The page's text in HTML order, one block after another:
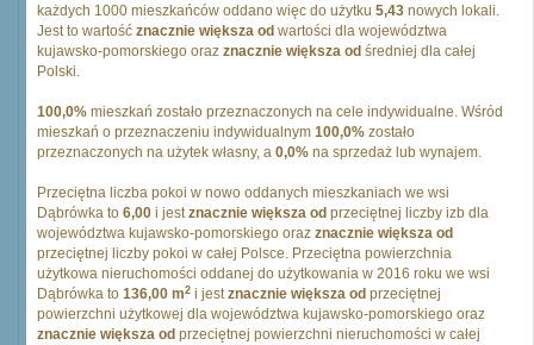
każdych 1000 mieszkańców oddano więc do użytku 5,43 nowych lokali.
Jest to wartość znacznie większa od wartości dla województwa
kujawsko-pomorskiego oraz znacznie większa od średniej dla całej
Polski.
100,0% mieszkań zostało przeznaczonych na cele indywidualne. Wśród
mieszkań o przeznaczeniu indywidualnym 100,0% zostało
przeznaczonych na użytek własny, a 0,0% na sprzedaż lub wynajem.
Przeciętna liczba pokoi w nowo oddanych mieszkaniach we wsi
Dąbrówka to 6,00 i jestznacznie większa od przeciętnej liczby izb dla
województwa kujawsko-pomorskiego oraz znacznie większa od
przeciętnej liczby pokoi w całej Polsce. Przeciętna powierzchnia
użytkowa nieruchomości oddanej do użytkowania w 2016 roku we wsi
Dąbrówka to 136,00 m2 i jestznacznie większa od przeciętnej
powierzchni użytkowej dla województwa kujawsko-pomorskiego oraz
znacznie większa od przeciętnej powierzchni nieruchomości w całej